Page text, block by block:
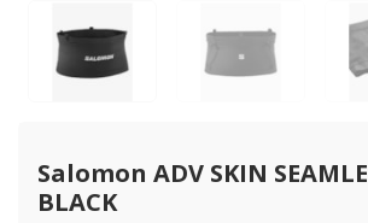
Salomon ADV SKIN
BLACK